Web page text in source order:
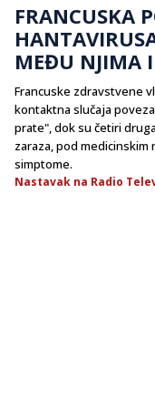
FRANCUSKA
MEĐU NJIMA I
Francuske zdravstvene
kontaktna slučaja
prate", dok su četiri
zaraza, pod
simptome.
Nastavak na Radio